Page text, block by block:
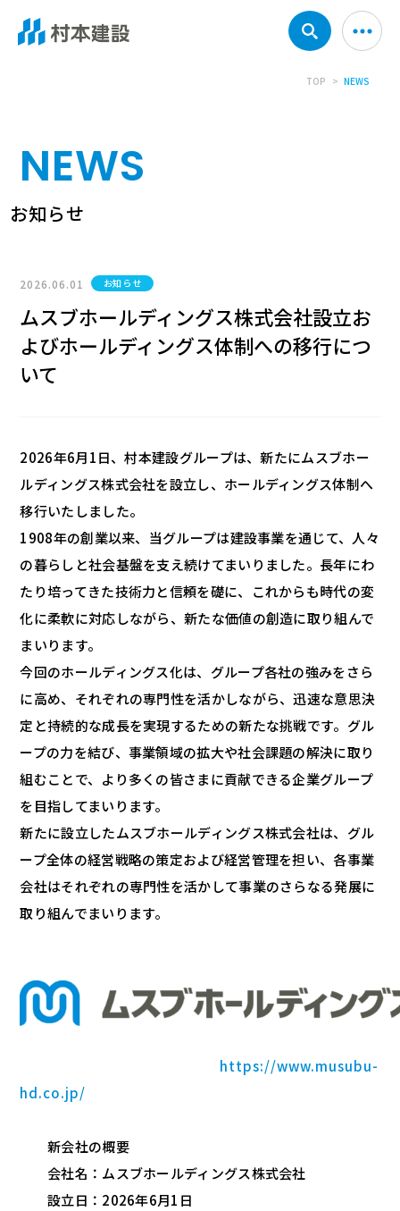
TOP NEWS
NEWS
お知らせ
2026.06.01 お知らせ
ムスブホールディングス株式会社設立お
よびホールディングス体制への移行につ
いて
2026年6月1日、村本建設グループは、新たにムスブホー
ルディングス株式会社を設立し、ホールディングス体制へ
移行いたしました。
1908年の創業以来、当グループは建設事業を通じて、人々
の暮らしと社会基盤を支え続けてまいりました。長年にわ
たり培ってきた技術力と信頼を礎に、これからも時代の変
化に柔軟に対応しながら、新たな価値の創造に取り組んで
まいります。
今回のホールディングス化は、グループ各社の強みをさら
に高め、それぞれの専門性を活かしながら、迅速な意思決
定と持続的な成長を実現するための新たな挑戦です。グル
ープの力を結び、事業領域の拡大や社会課題の解決に取り
組むことで、より多くの皆さまに貢献できる企業グループ
を目指してまいります。
新たに設立したムスブホールディングス株式会社は、グル
ープ全体の経営戦略の策定および経営管理を担い、各事業
会社はそれぞれの専門性を活かして事業のさらなる発展に
取り組んでまいります。
https://www.musubu-
hd.co.jp/
新会社の概要
会社名：ムスブホールディングス株式会社
設立日：2026年6月1日